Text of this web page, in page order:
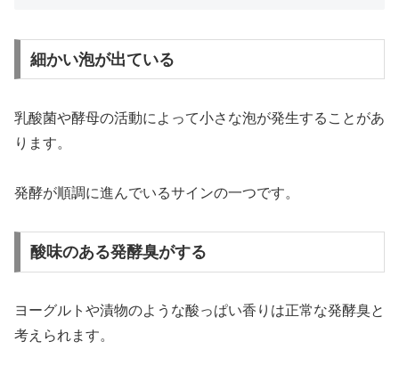
細かい泡が出ている
乳酸菌や酵母の活動によって小さな泡が発生することがあ
ります。
発酵が順調に進んでいるサインの一つです。
酸味のある発酵臭がする
ヨーグルトや漬物のような酸っぱい香りは正常な発酵臭と
考えられます。